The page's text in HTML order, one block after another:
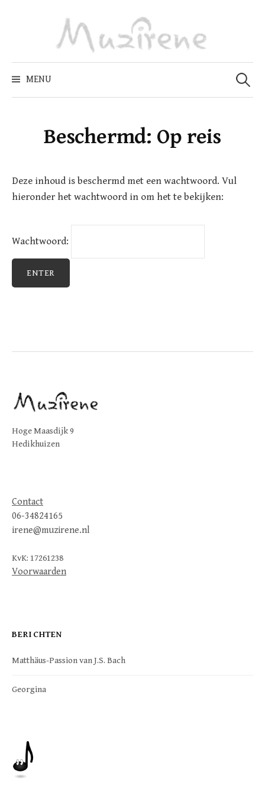
MENU
Zoeken
naar:
Beschermd: Op reis
Deze inhoud is beschermd met een wachtwoord. Vul
hieronder het wachtwoord in om het te bekijken:
Wachtwoord:
Hoge Maasdijk 9
Hedikhuizen
Contact
06-34824165
irene@muzirene.nl
KvK: 17261238
Voorwaarden
BERICHTEN
Matthäus-Passion van J.S. Bach
Georgina